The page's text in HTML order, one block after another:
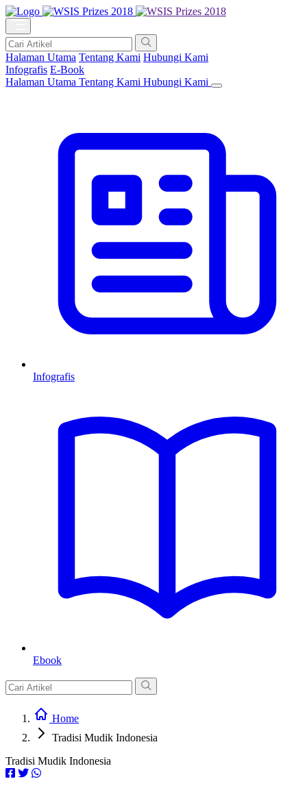
Halaman Utama Tentang Kami Hubungi Kami
Infografis E-Book
Halaman Utama Tentang Kami Hubungi Kami
Infografis
Ebook
Home
Tradisi Mudik Indonesia
Tradisi Mudik Indonesia